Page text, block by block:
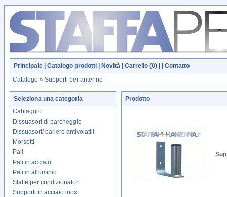
Principale Catalogo prodotti Novità Carrello (0)
Contatto
Catalogo » Supporti per antenne
Seleziona una categoria
Cablaggio
Dissuasori di parcheggio
Dissuasori/ bariere antivolatili
Morsetti
Pali
Pali in acciaio
Pali in alluminio
Staffe per condizionatori
Supporti in acciaio inox
Prodotto